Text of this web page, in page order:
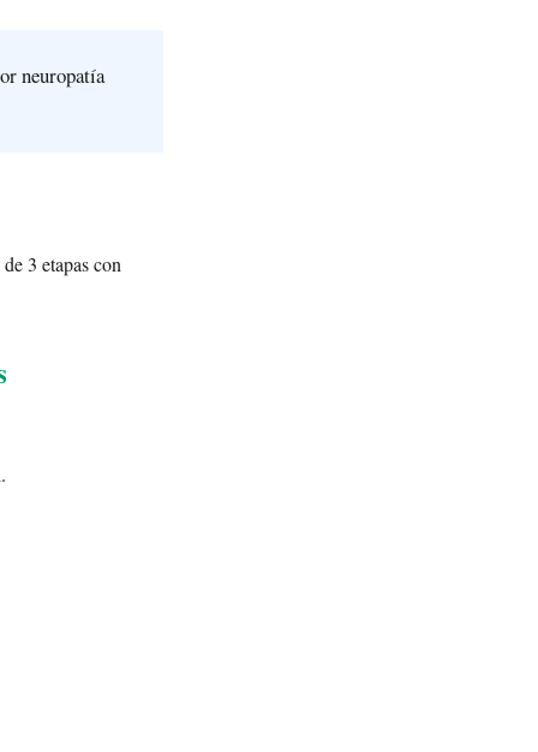
neuropatía
3 etapas con